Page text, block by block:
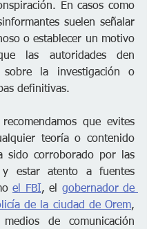
En casos como
suelen señalar
o establecer un motivo
las autoridades den
sobre la investigación o
definitivas.
que evites
teoría o contenido
sido corroborado por las
y estar atento a fuentes
el FBI, el gobernador de
de la ciudad de Orem,
de comunicación